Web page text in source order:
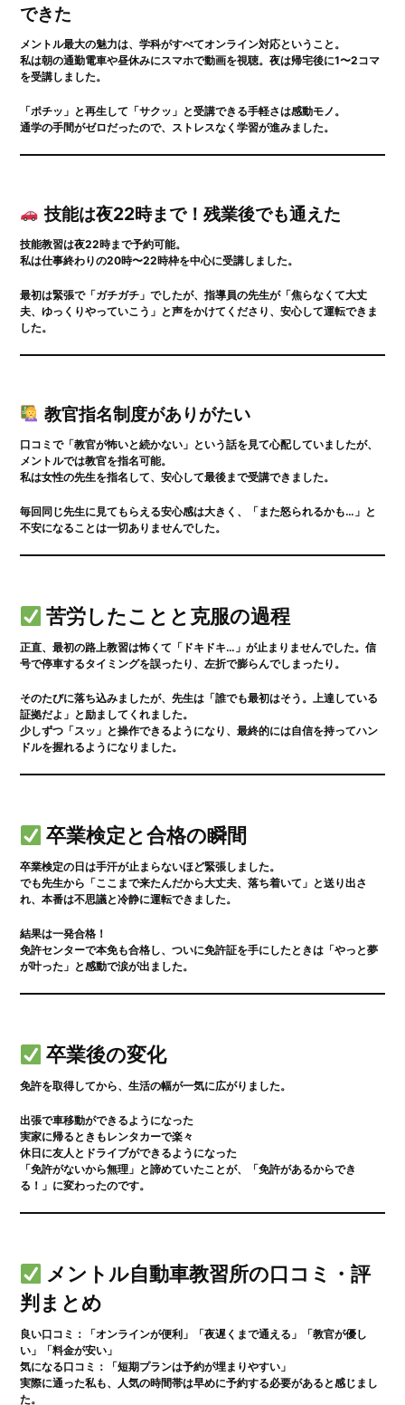
Choose us
選ばれる理由
Guidance
入校案内
Plan
料金プラン アクセス
Flow
取得の流れ 卒業生の声
よくある質問
できた
メントル最大の魅力は、 学科がすべてオンライン対応ということ。
私は朝の通勤電車や昼休みにスマホで動画を視聴。夜は帰宅後に1〜2コマ
を受講しました。
「ポチッ」と再生して「サクッ」と受講できる手軽さは感動モノ。
通学の手間がゼロだったので、ストレスなく学習が進みました。
技能は夜22時まで！残業後でも通えた
技能教習は夜22時まで予約可能。
私は仕事終わりの20時〜22時枠を中心に受講しました。
最初は緊張で「ガチガチ」でしたが、指導員の先生が「焦らなくて大丈
夫、ゆっくりやっていこう」と声をかけてくださり、安心して運転できま
した。
教官指名制度がありがたい
口コミで「教官が怖いと続かない」という話を見て心配していましたが、
メントルでは教官を指名可能。
私は女性の先生を指名して、安心して最後まで受講できました。
毎回同じ先生に見てもらえる安心感は大きく、「また怒られるかも…」と
不安になることは一切ありませんでした。
苦労したことと克服の過程
正直、最初の路上教習は怖くて「ドキドキ…」が止まりませんでした。信
号で停車するタイミングを誤ったり、左折で膨らんでしまったり。
そのたびに落ち込みましたが、先生は「誰でも最初はそう。上達している
証拠だよ」と励ましてくれました。
少しずつ「スッ」と操作できるようになり、最終的には自信を持ってハン
ドルを握れるようになりました。
卒業検定と合格の瞬間
卒業検定の日は手汗が止まらないほど緊張しました。
でも先生から「ここまで来たんだから大丈夫、落ち着いて」と送り出さ
れ、本番は不思議と冷静に運転できました。
結果は一発合格！
免許センターで本免も合格し、ついに免許証を手にしたときは「やっと夢
が叶った」と感動で涙が出ました。
卒業後の変化
免許を取得してから、生活の幅が一気に広がりました。
出張で車移動ができるようになった
実家に帰るときもレンタカーで楽々
休日に友人とドライブができるようになった
「免許がないから無理」と諦めていたことが、「免許があるからでき
る！」に変わったのです。
メントル自動車教習所の口コミ・評
判まとめ
良い口コミ ：「オンラインが便利」「夜遅くまで通える」「教官が優し
い」「料金が安い」
気になる口コミ ：「短期プランは予約が埋まりやすい」
実際に通った私も、人気の時間帯は早めに予約する必要があると感じまし
た。